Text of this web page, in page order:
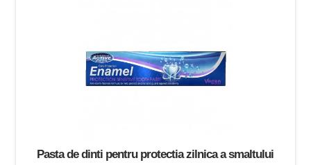
Pasta de dinti pentru protectia zilnica a smaltului